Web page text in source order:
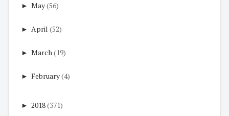
► May(56)
► April (52)
► March(19)
► February(4)
► 2018(371)